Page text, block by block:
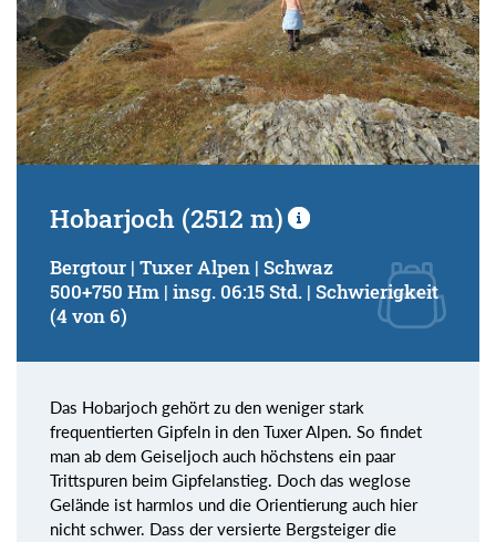
Hobarjoch (2512 m)
Bergtour | Tuxer Alpen | Schwaz
500+750 Hm | insg. 06:15 Std. | Schwierigkeit
(4 von 6)
Das Hobarjoch gehört zu den weniger stark
frequentierten Gipfeln in den Tuxer Alpen. So findet
man ab dem Geiseljoch auch höchstens ein paar
Trittspuren beim Gipfelanstieg. Doch das weglose
Gelände ist harmlos und die Orientierung auch hier
nicht schwer. Dass der versierte Bergsteiger die